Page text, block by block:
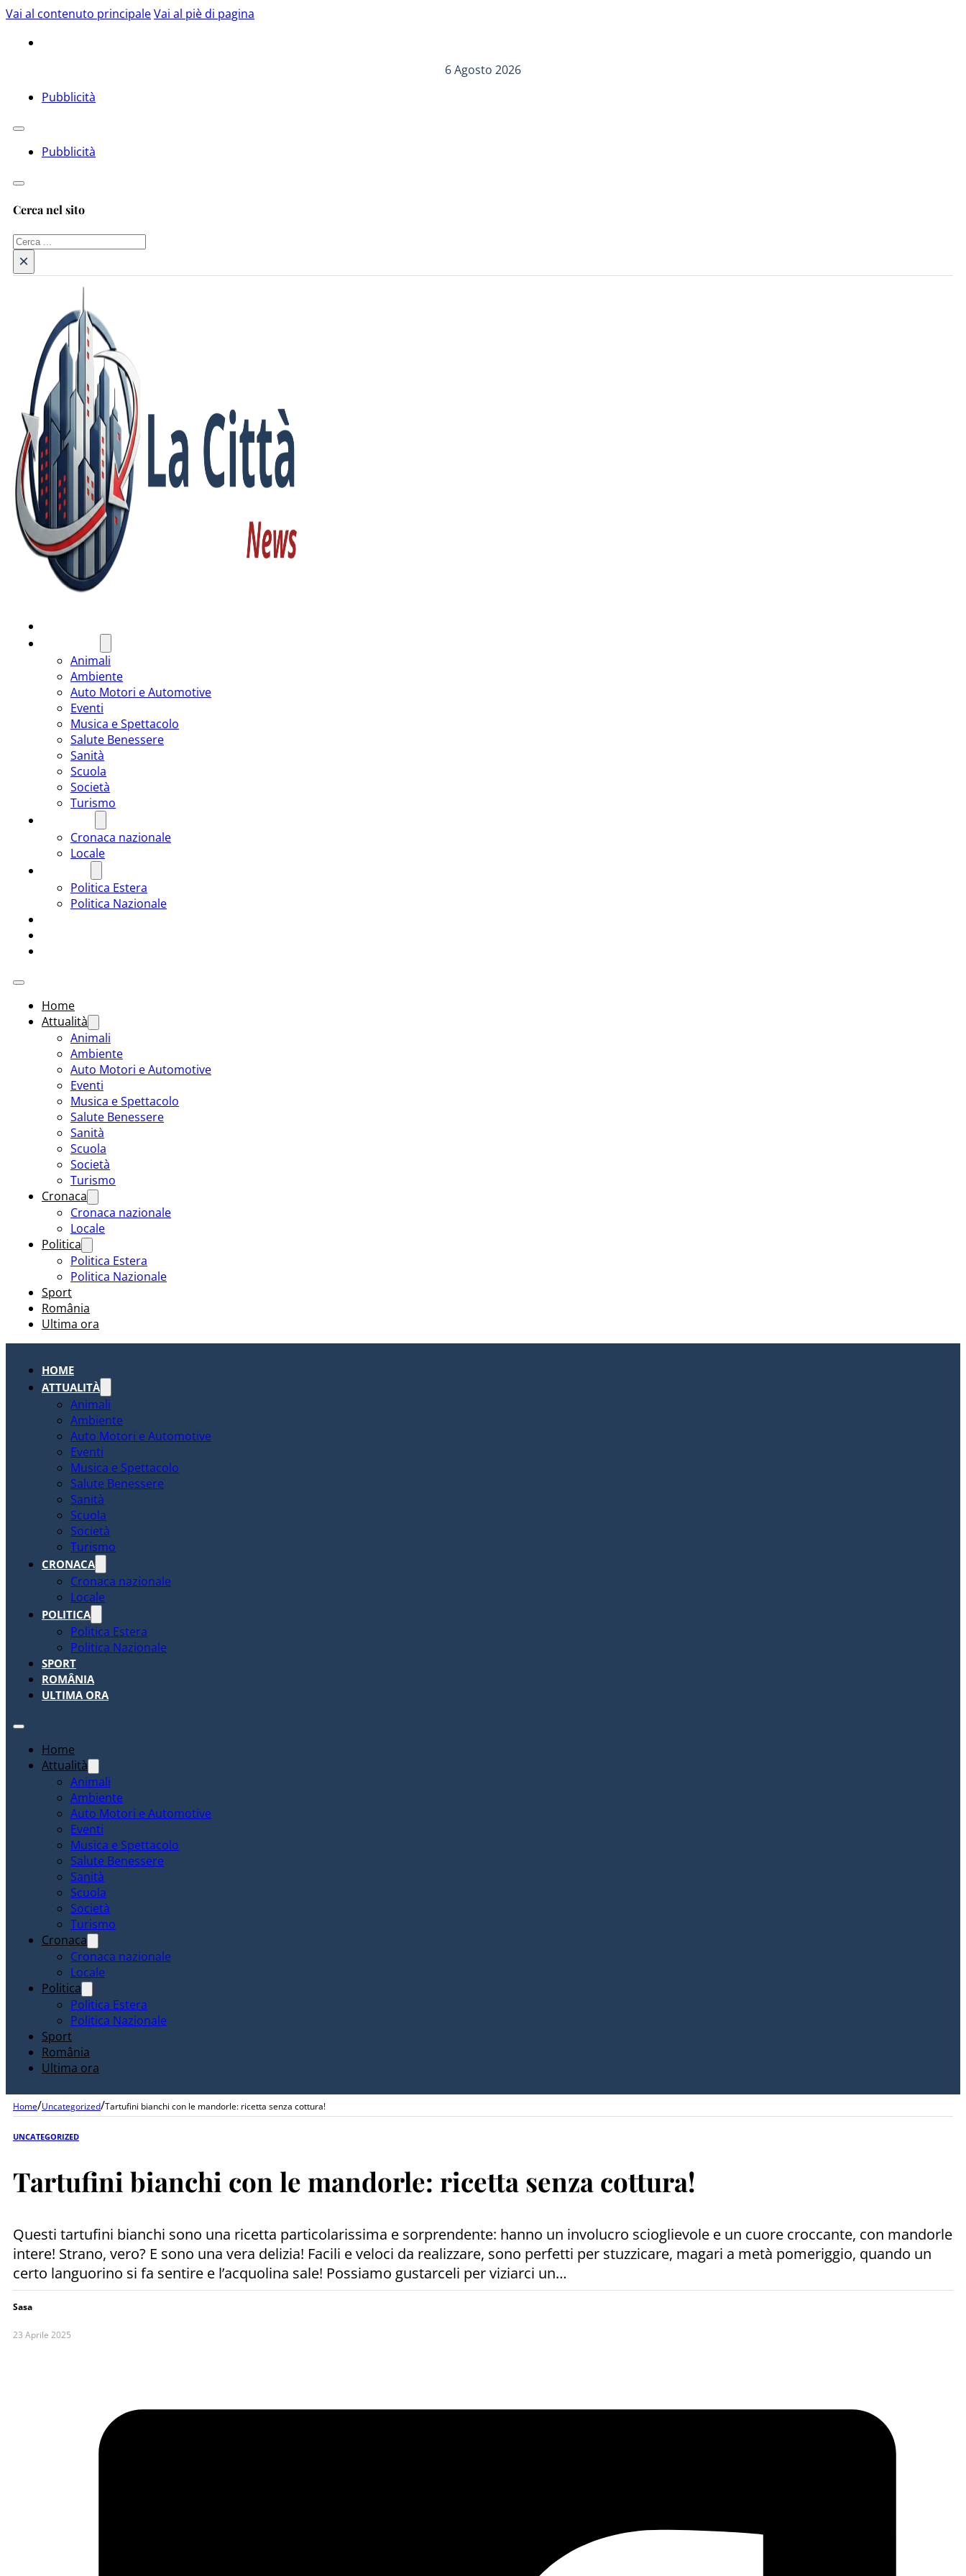
Vai al contenuto principaleVai al piè di pagina
6 Agosto 2026
Pubblicità
Pubblicità
Cerca nel sito
Cerca
×
Animali
Ambiente
Auto Motori e Automotive
Eventi
Musica e Spettacolo
Salute Benessere
Sanità
Scuola
Società
Turismo
Cronaca nazionale
Locale
Politica Estera
Politica Nazionale
Home
Attualità
Animali
Ambiente
Auto Motori e Automotive
Eventi
Musica e Spettacolo
Salute Benessere
Sanità
Scuola
Società
Turismo
Cronaca
Cronaca nazionale
Locale
Politica
Politica Estera
Politica Nazionale
Sport
România
Ultima ora
HOME
ATTUALITÀ
Animali
Ambiente
Auto Motori e Automotive
Eventi
Musica e Spettacolo
Salute Benessere
Sanità
Scuola
Società
Turismo
CRONACA
Cronaca nazionale
Locale
POLITICA
Politica Estera
Politica Nazionale
SPORT
ROMÂNIA
ULTIMA ORA
Home
Attualità
Animali
Ambiente
Auto Motori e Automotive
Eventi
Musica e Spettacolo
Salute Benessere
Sanità
Scuola
Società
Turismo
Cronaca
Cronaca nazionale
Locale
Politica
Politica Estera
Politica Nazionale
Sport
România
Ultima ora
Home/Uncategorized/Tartufini bianchi con le mandorle: ricetta senza cottura!
UNCATEGORIZED
Tartufini bianchi con le mandorle: ricetta senza cottura!
Questi tartufini bianchi sono una ricetta particolarissima e sorprendente: hanno un involucro scioglievole e un cuore croccante, con mandorle
intere! Strano, vero? E sono una vera delizia! Facili e veloci da realizzare, sono perfetti per stuzzicare, magari a metà pomeriggio, quando un
certo languorino si fa sentire e l’acquolina sale! Possiamo gustarceli per viziarci un…
Sasa
23 Aprile 2025